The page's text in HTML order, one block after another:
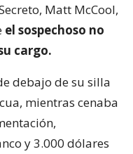
Matt McCool,
el sospechoso no
cargo.
debajo de su silla
mientras cenaba
y 3.000 dólares